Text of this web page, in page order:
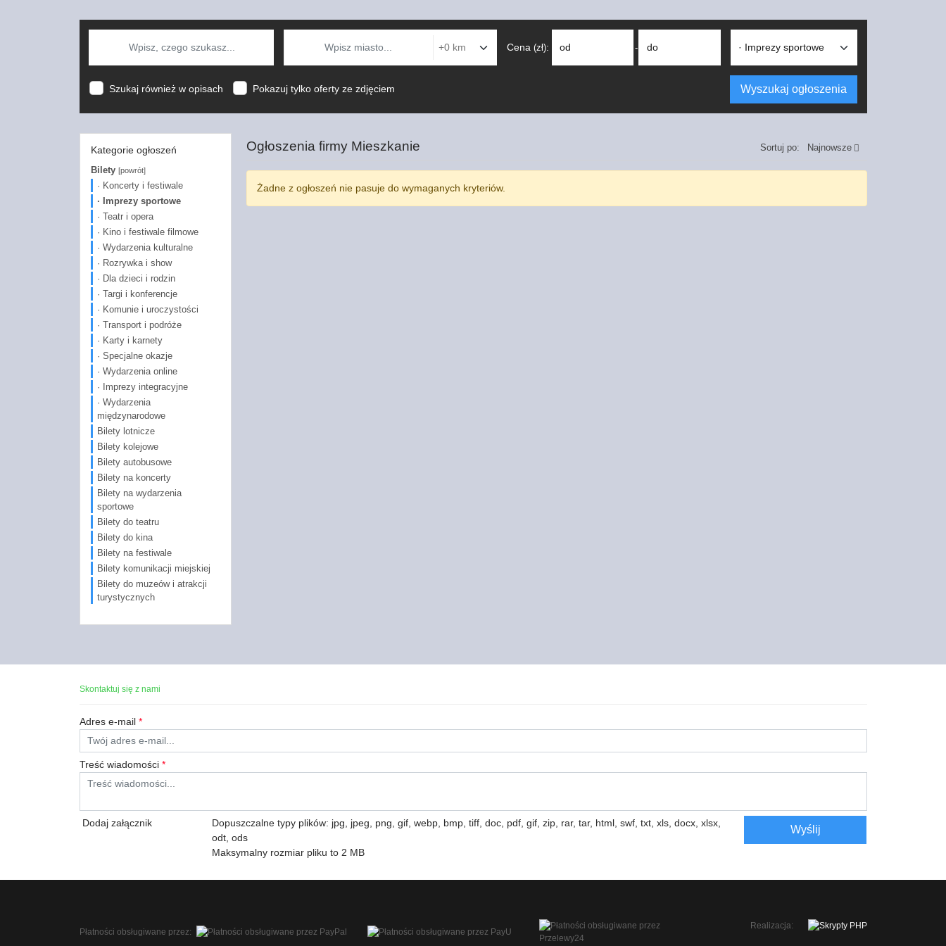
Cena (zł): od - do
Szukaj również w opisach Pokazuj tylko oferty ze zdjęciem Wyszukaj ogłoszenia
Ogłoszenia firmy Mieszkanie Sortuj po: Najnowsze
Żadne z ogłoszeń nie pasuje do wymaganych kryteriów.
Kategorie ogłoszeń
Bilety [powrót]
· Koncerty i festiwale
· Imprezy sportowe
· Teatr i opera
· Kino i festiwale filmowe
· Wydarzenia kulturalne
· Rozrywka i show
· Dla dzieci i rodzin
· Targi i konferencje
· Komunie i uroczystości
· Transport i podróże
· Karty i karnety
· Specjalne okazje
· Wydarzenia online
· Imprezy integracyjne
· Wydarzenia
międzynarodowe
Bilety lotnicze
Bilety kolejowe
Bilety autobusowe
Bilety na koncerty
Bilety na wydarzenia
sportowe
Bilety do teatru
Bilety do kina
Bilety na festiwale
Bilety komunikacji miejskiej
Bilety do muzeów i atrakcji
turystycznych
Skontaktuj się z nami
Adres e-mail *
Treść wiadomości *
Dodaj załącznik
Dopuszczalne typy plików: jpg, jpeg, png, gif, webp, bmp, tiff, doc, pdf, gif, zip, rar, tar, html, swf, txt, xls, docx, xlsx,
odt, ods
Maksymalny rozmiar pliku to 2 MB
Wyślij
Płatności obsługiwane przez:
Realizacja: